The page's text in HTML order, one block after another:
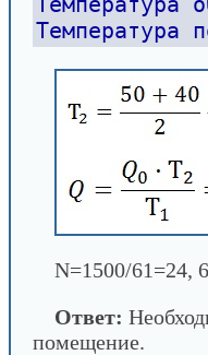
Температура
N=1500/61=24, 6
Ответ:
помещение.